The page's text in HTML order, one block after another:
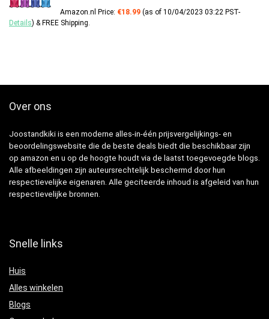
Amazon.nl Price: €18.99 (as of 10/04/2023 03:22 PST-
Details) &FREE Shipping.
Over ons
Joostandkiki is een moderne alles-in-één prijsvergelijkings- en
beoordelingswebsite die de beste deals biedt die beschikbaar zijn
op amazon en u op de hoogte houdt via de laatst toegevoegde blogs.
Alle afbeeldingen zijn auteursrechtelijk beschermd door hun
respectievelijke eigenaren. Alle geciteerde inhoud is afgeleid van hun
respectievelijke bronnen.
Snelle links
Huis
Alles winkelen
Blogs